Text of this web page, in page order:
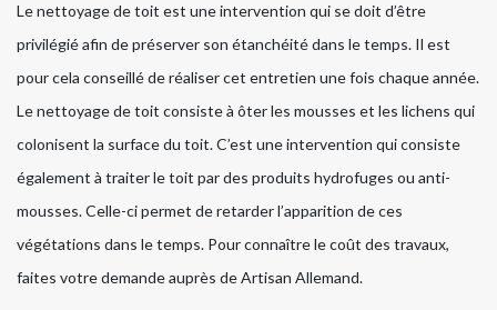
Le nettoyage de toit est une intervention qui se doit d’être
privilégié afin de préserver son étanchéité dans le temps. Il est
pour cela conseillé de réaliser cet entretien une fois chaque année.
Le nettoyage de toit consiste à ôter les mousses et les lichens qui
colonisent la surface du toit. C’est une intervention qui consiste
également à traiter le toit par des produits hydrofuges ou anti-
mousses. Celle-ci permet de retarder l’apparition de ces
végétations dans le temps. Pour connaître le coût des travaux,
faites votre demande auprès de Artisan Allemand.